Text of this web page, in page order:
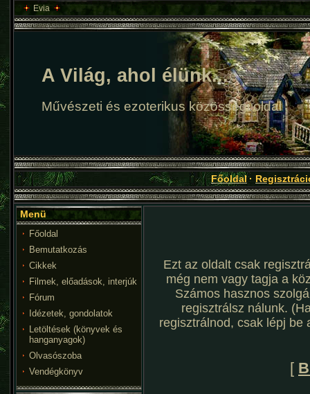
Evia
A Világ, ahol élünk...
Művészeti és ezoterikus közösségi oldal
Főoldal·
Menü
Főoldal
Bemutatkozás
Cikkek
Filmek, előadások, interjúk
Fórum
Idézetek, gondolatok
Letöltések (könyvek és
hanganyagok)
Olvasószoba
Vendégkönyv
Ezt az oldalt csak
még nem vagy tagja a
Számos hasznos
regisztrálsz nálunk.
regisztrálnod, csak lépj be
[